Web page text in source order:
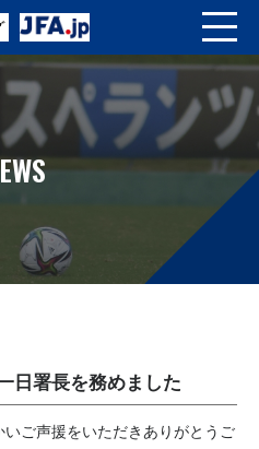
日署長を務めました
ご声援をいただきありがとうご